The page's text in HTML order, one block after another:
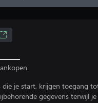
die je start, krijgen toegang
gegevens terwijl je